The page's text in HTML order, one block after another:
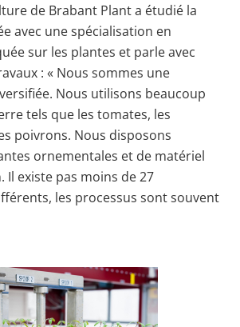
de Brabant Plant a étudié la
avec une spécialisation en
sur les plantes et parle avec
: « Nous sommes une
Nous utilisons beaucoup
tels que les tomates, les
poivrons. Nous disposons
ornementales et de matériel
Il existe pas moins de 27
les processus sont souvent